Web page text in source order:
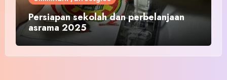
Persiapan sekolah dan perbelanjaan
asrama 2025